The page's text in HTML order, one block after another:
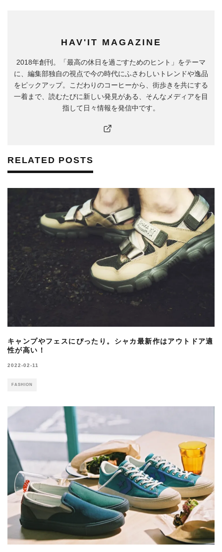
HAV'IT MAGAZINE
2018年創刊。「最高の休日を過ごすためのヒント」をテーマ
に、編集部独自の視点で今の時代にふさわしいトレンドや逸品
をピックアップ。こだわりのコーヒーから、街歩きを共にする
一着まで、読むたびに新しい発見がある、そんなメディアを目
指して日々情報を発信中です。
RELATED POSTS
キャンプやフェスにぴったり。シャカ最新作はアウトドア適
性が高い！
2022-02-11
FASHION